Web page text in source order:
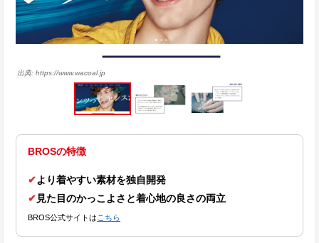
https://www.wacoal.jp
BROSの特徴
✔より着やすい素材を独自開発
✔ 見た目のかっこよさと着心地の良さの両立
BROS公式サイトは こちら